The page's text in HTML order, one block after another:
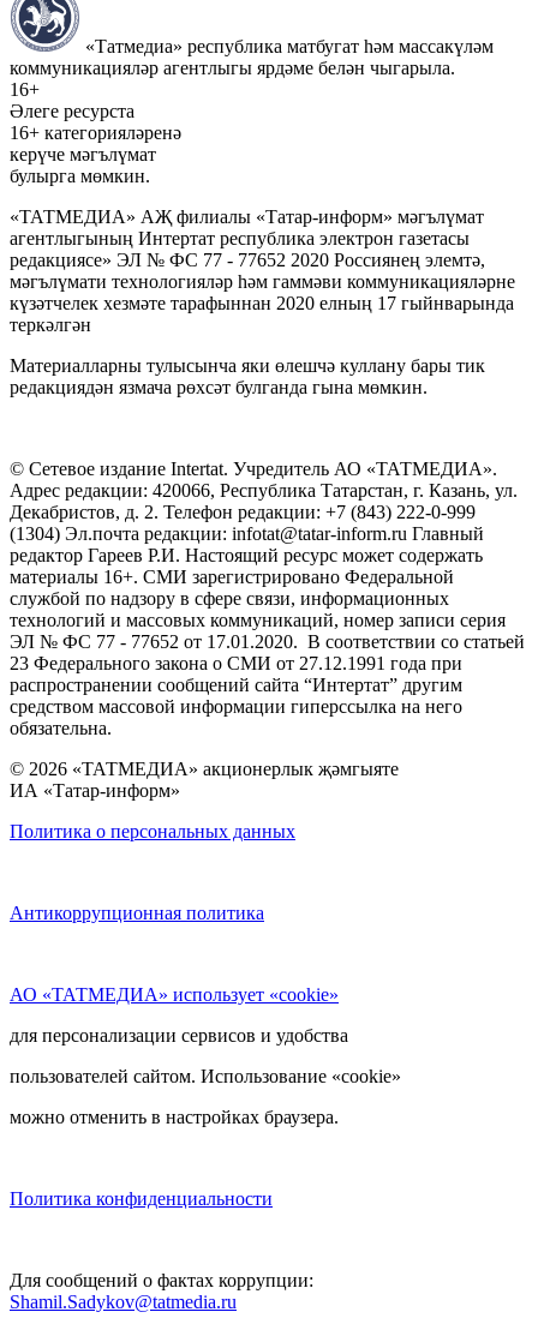
«Татмедиа» республика матбугат һәм массакүләм
коммуникацияләр агентлыгы ярдәме белән чыгарыла.
16+
Әлеге ресурста
16+ категорияләренә
керүче мәгълүмат
булырга мөмкин.
«ТАТМЕДИА» АҖ филиалы «Татар-информ» мәгълүмат
агентлыгының Интертат республика электрон газетасы
редакциясе» ЭЛ № ФС 77 - 77652 2020 Россиянең элемтә,
мәгълүмати технологияләр һәм гаммәви коммуникацияләрне
күзәтчелек хезмәте тарафыннан 2020 елның 17 гыйнварында
теркәлгән
Материалларны тулысынча яки өлешчә куллану бары тик
редакциядән язмача рөхсәт булганда гына мөмкин.
© Сетевое издание Intertat. Учредитель АО «ТАТМЕДИА».
Адрес редакции: 420066, Республика Татарстан, г. Казань, ул.
Декабристов, д. 2. Телефон редакции: +7 (843) 222-0-999
(1304) Эл.почта редакции: infotat@tatar-inform.ru Главный
редактор Гареев Р.И. Настоящий ресурс может содержать
материалы 16+. СМИ зарегистрировано Федеральной
службой по надзору в сфере связи, информационных
технологий и массовых коммуникаций, номер записи серия
ЭЛ № ФС 77 - 77652 от 17.01.2020. В соответствии со статьей
23 Федерального закона о СМИ от 27.12.1991 года при
распространении сообщений сайта “Интертат” другим
средством массовой информации гиперссылка на него
обязательна.
© 2026 «ТАТМЕДИА» акционерлык җәмгыяте
ИА «Татар-информ»
Политика о персональных данных
Антикоррупционная политика
АО «ТАТМЕДИА» использует «cookie»
для персонализации сервисов и удобства
пользователей сайтом. Использование «cookie»
можно отменить в настройках браузера.
Политика конфиденциальности
Для сообщений о фактах коррупции:
Shamil.Sadykov@tatmedia.ru